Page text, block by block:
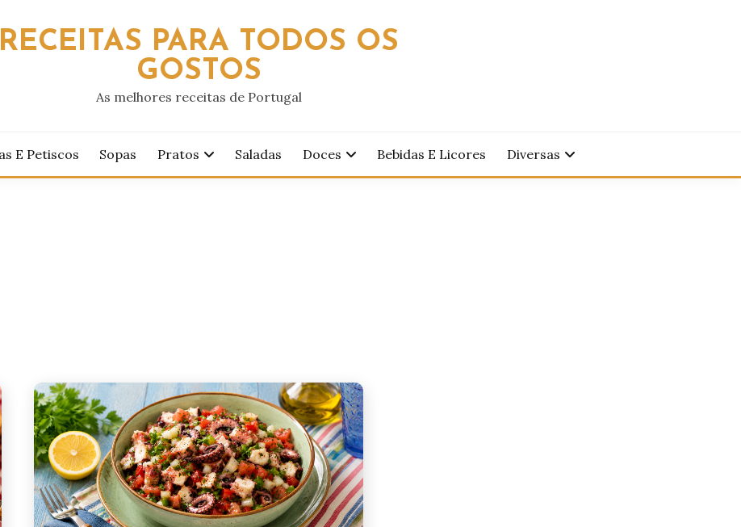
RECEITAS PARA TODOS OS
GOSTOS
As melhores receitas de Portugal
E Petiscos Sopas Pratos Saladas Doces Bebidas E Licores Diversas